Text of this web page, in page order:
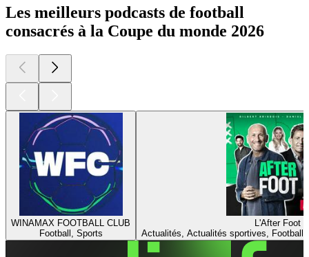
Les meilleurs podcasts de football
consacrés à la Coupe du monde 2026
WINAMAX FOOTBALL CLUB
Football, Sports
L'After Foot
Actualités, Actualités sportives,